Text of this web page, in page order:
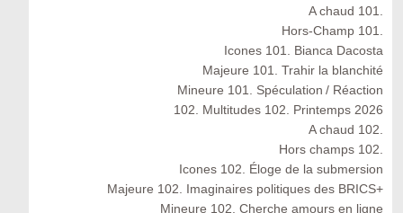
A chaud 101.
Hors-Champ 101.
Icones 101. Bianca Dacosta
Majeure 101. Trahir la blanchité
Mineure 101. Spéculation / Réaction
102. Multitudes 102. Printemps 2026
A chaud 102.
Hors champs 102.
Icones 102. Éloge de la submersion
Majeure 102. Imaginaires politiques des BRICS+
Mineure 102. Cherche amours en ligne